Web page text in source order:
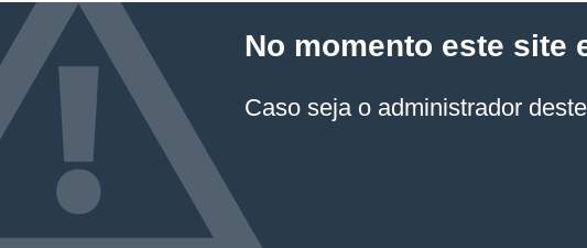
No momento este site
Caso seja o administrador